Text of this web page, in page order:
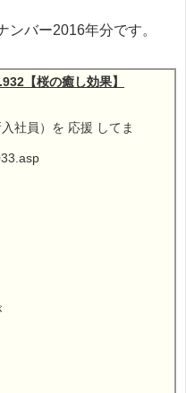
ンバー2016年分です。
【桜の癒し効果】
社員）を 応援 してま